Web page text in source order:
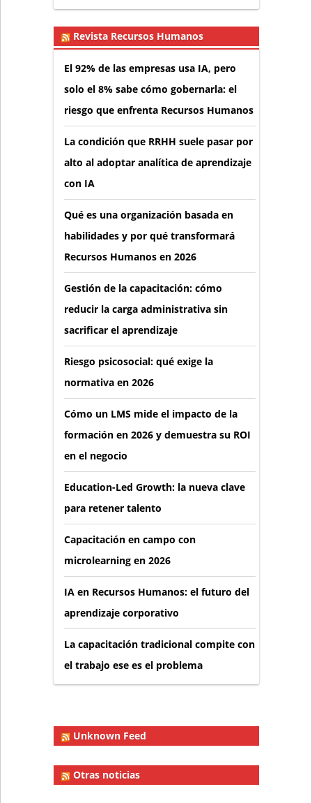
Revista Recursos Humanos
El 92% de las empresas usa IA, pero
solo el 8% sabe cómo gobernarla: el
riesgo que enfrenta Recursos Humanos
La condición que RRHH suele pasar por
alto al adoptar analítica de aprendizaje
con IA
Qué es una organización basada en
habilidades y por qué transformará
Recursos Humanos en 2026
Gestión de la capacitación: cómo
reducir la carga administrativa sin
sacrificar el aprendizaje
Riesgo psicosocial: qué exige la
normativa en 2026
Cómo un LMS mide el impacto de la
formación en 2026 y demuestra su ROI
en el negocio
Education-Led Growth: la nueva clave
para retener talento
Capacitación en campo con
microlearning en 2026
IA en Recursos Humanos: el futuro del
aprendizaje corporativo
La capacitación tradicional compite con
el trabajo ese es el problema
Unknown Feed
Otras noticias